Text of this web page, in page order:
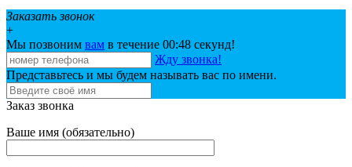
Заказать звонок
+
Мы позвоним вам в течение 00:48 секунд!
Жду звонка!
Представьтесь и мы будем называть вас по имени.
Заказ звонка
Ваше имя (обязательно)